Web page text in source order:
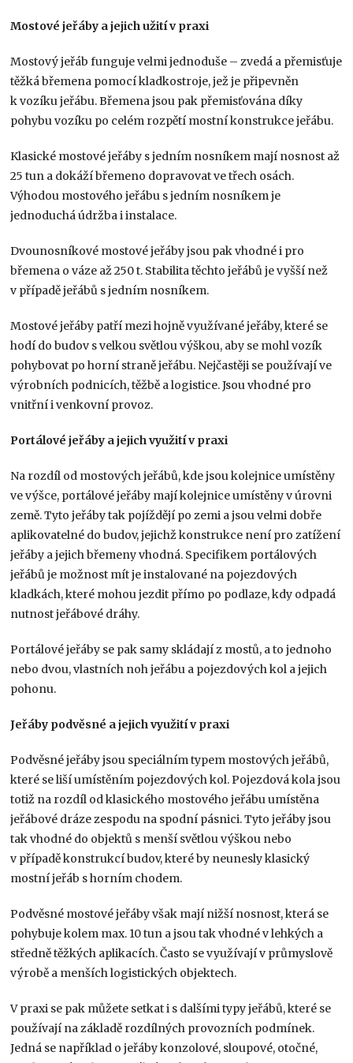
Mostové jeřáby a jejich užití v praxi
Mostový jeřáb funguje velmi jednoduše – zvedá a přemisťuje
těžká břemena pomocí kladkostroje, jež je připevněn
k vozíku jeřábu. Břemena jsou pak přemisťována díky
pohybu vozíku po celém rozpětí mostní konstrukce jeřábu.
Klasické mostové jeřáby s jedním nosníkem mají nosnost až
25 tun a dokáží břemeno dopravovat ve třech osách.
Výhodou mostového jeřábu s jedním nosníkem je
jednoduchá údržba i instalace.
Dvounosníkové mostové jeřáby jsou pak vhodné i pro
břemena o váze až 250 t. Stabilita těchto jeřábů je vyšší než
v případě jeřábů s jedním nosníkem.
Mostové jeřáby patří mezi hojně využívané jeřáby, které se
hodí do budov s velkou světlou výškou, aby se mohl vozík
pohybovat po horní straně jeřábu. Nejčastěji se používají ve
výrobních podnicích, těžbě a logistice. Jsou vhodné pro
vnitřní i venkovní provoz.
Portálové jeřáby a jejich využití v praxi
Na rozdíl od mostových jeřábů, kde jsou kolejnice umístěny
ve výšce, portálové jeřáby mají kolejnice umístěny v úrovni
země. Tyto jeřáby tak pojíždějí po zemi a jsou velmi dobře
aplikovatelné do budov, jejichž konstrukce není pro zatížení
jeřáby a jejich břemeny vhodná. Specifikem portálových
jeřábů je možnost mít je instalované na pojezdových
kladkách, které mohou jezdit přímo po podlaze, kdy odpadá
nutnost jeřábové dráhy.
Portálové jeřáby se pak samy skládají z mostů, a to jednoho
nebo dvou, vlastních noh jeřábu a pojezdových kol a jejich
pohonu.
Jeřáby podvěsné a jejich využití v praxi
Podvěsné jeřáby jsou speciálním typem mostových jeřábů,
které se liší umístěním pojezdových kol. Pojezdová kola jsou
totiž na rozdíl od klasického mostového jeřábu umístěna
jeřábové dráze zespodu na spodní pásnici. Tyto jeřáby jsou
tak vhodné do objektů s menší světlou výškou nebo
v případě konstrukcí budov, které by neunesly klasický
mostní jeřáb s horním chodem.
Podvěsné mostové jeřáby však mají nižší nosnost, která se
pohybuje kolem max. 10 tun a jsou tak vhodné v lehkých a
středně těžkých aplikacích. Často se využívají v průmyslově
výrobě a menších logistických objektech.
V praxi se pak můžete setkat i s dalšími typy jeřábů, které se
používají na základě rozdílných provozních podmínek.
Jedná se například o jeřáby konzolové, sloupové, otočné,